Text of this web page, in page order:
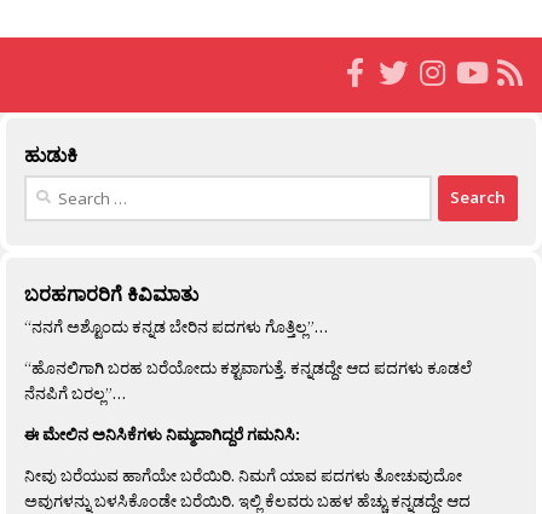
ಹುಡುಕಿ
Search
ಬರಹಗಾರರಿಗೆ ಕಿವಿಮಾತು
“ನನಗೆ ಅಶ್ಟೊಂದು ಕನ್ನಡ ಬೇರಿನ ಪದಗಳು ಗೊತ್ತಿಲ್ಲ”…
“ಹೊನಲಿಗಾಗಿ ಬರಹ ಬರೆಯೋದು ಕಶ್ಟವಾಗುತ್ತೆ. ಕನ್ನಡದ್ದೇ ಆದ ಪದಗಳು ಕೂಡಲೆ
ನೆನಪಿಗೆ ಬರಲ್ಲ”…
ಈ ಮೇಲಿನ ಅನಿಸಿಕೆಗಳು ನಿಮ್ಮದಾಗಿದ್ದರೆ ಗಮನಿಸಿ:
ನೀವು ಬರೆಯುವ ಹಾಗೆಯೇ ಬರೆಯಿರಿ. ನಿಮಗೆ ಯಾವ ಪದಗಳು ತೋಚುವುದೋ
ಅವುಗಳನ್ನು ಬಳಸಿಕೊಂಡೇ ಬರೆಯಿರಿ. ಇಲ್ಲಿ ಕೆಲವರು ಬಹಳ ಹೆಚ್ಚು ಕನ್ನಡದ್ದೇ ಆದ